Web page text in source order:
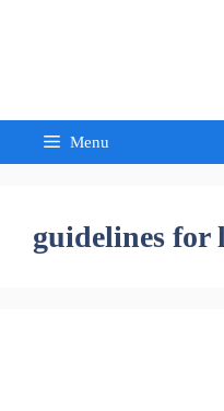
Menu
guidelines for